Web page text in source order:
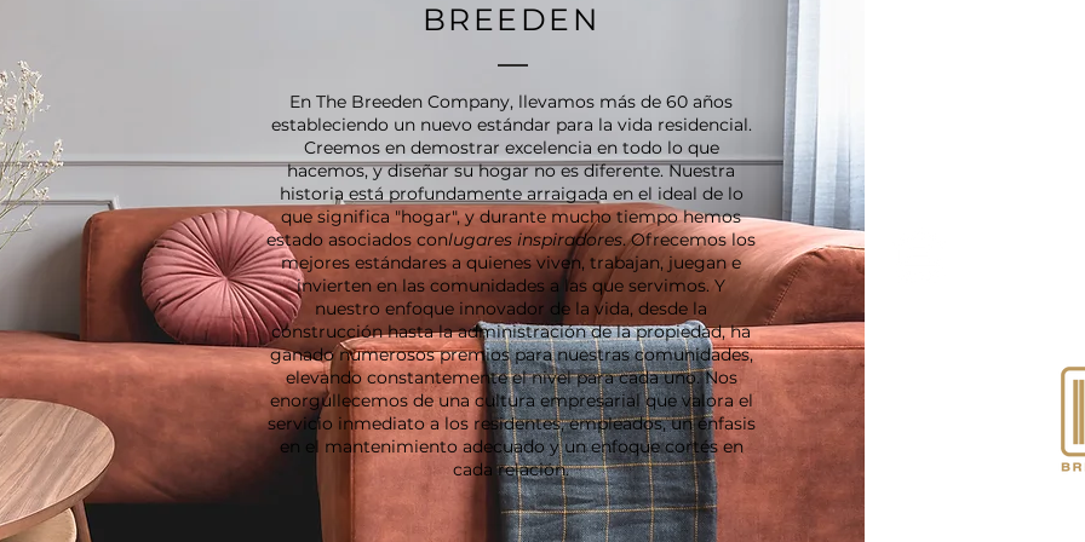
BREEDEN
En The Breeden Company, llevamos más de 60 años
estableciendo un nuevo estándar para la vida residencial.
Creemos en demostrar excelencia en todo lo que
hacemos, y diseñar su hogar no es diferente. Nuestra
historia está profundamente arraigada en el ideal de lo
que significa "hogar", y durante mucho tiempo hemos
estado asociados conlugares inspiradores. Ofrecemos los
mejores estándares a quienes viven, trabajan, juegan e
invierten en las comunidades a las que servimos. Y
nuestro enfoque innovador de la vida, desde la
construcción hasta la administración de la propiedad, ha
ganado numerosos premios para nuestras comunidades,
elevando constantemente el nivel para cada uno. Nos
enorgullecemos de una cultura empresarial que valora el
servicio inmediato a los residentes, empleados, un énfasis
en el mantenimiento adecuado y un enfoque cortés en
cada relación.